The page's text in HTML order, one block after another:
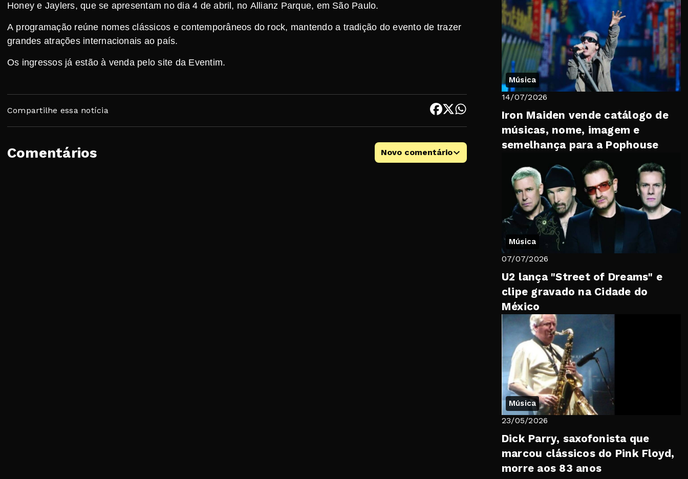
Honey e Jaylers, que se apresentam no dia 4 de abril, no Allianz Parque, em São Paulo.
A programação reúne nomes clássicos e contemporâneos do rock, mantendo a tradição do evento de trazer
grandes atrações internacionais ao país.
Os ingressos já estão à venda pelo site da Eventim.
Compartilhe essa notícia
Comentários Novo comentário
Música
14/07/2026
Iron Maiden vende catálogo de
músicas, nome, imagem e
semelhança para a Pophouse
Música
07/07/2026
U2 lança "Street of Dreams" e
clipe gravado na Cidade do
México
Música
23/05/2026
Dick Parry, saxofonista que
marcou clássicos do Pink Floyd,
morre aos 83 anos